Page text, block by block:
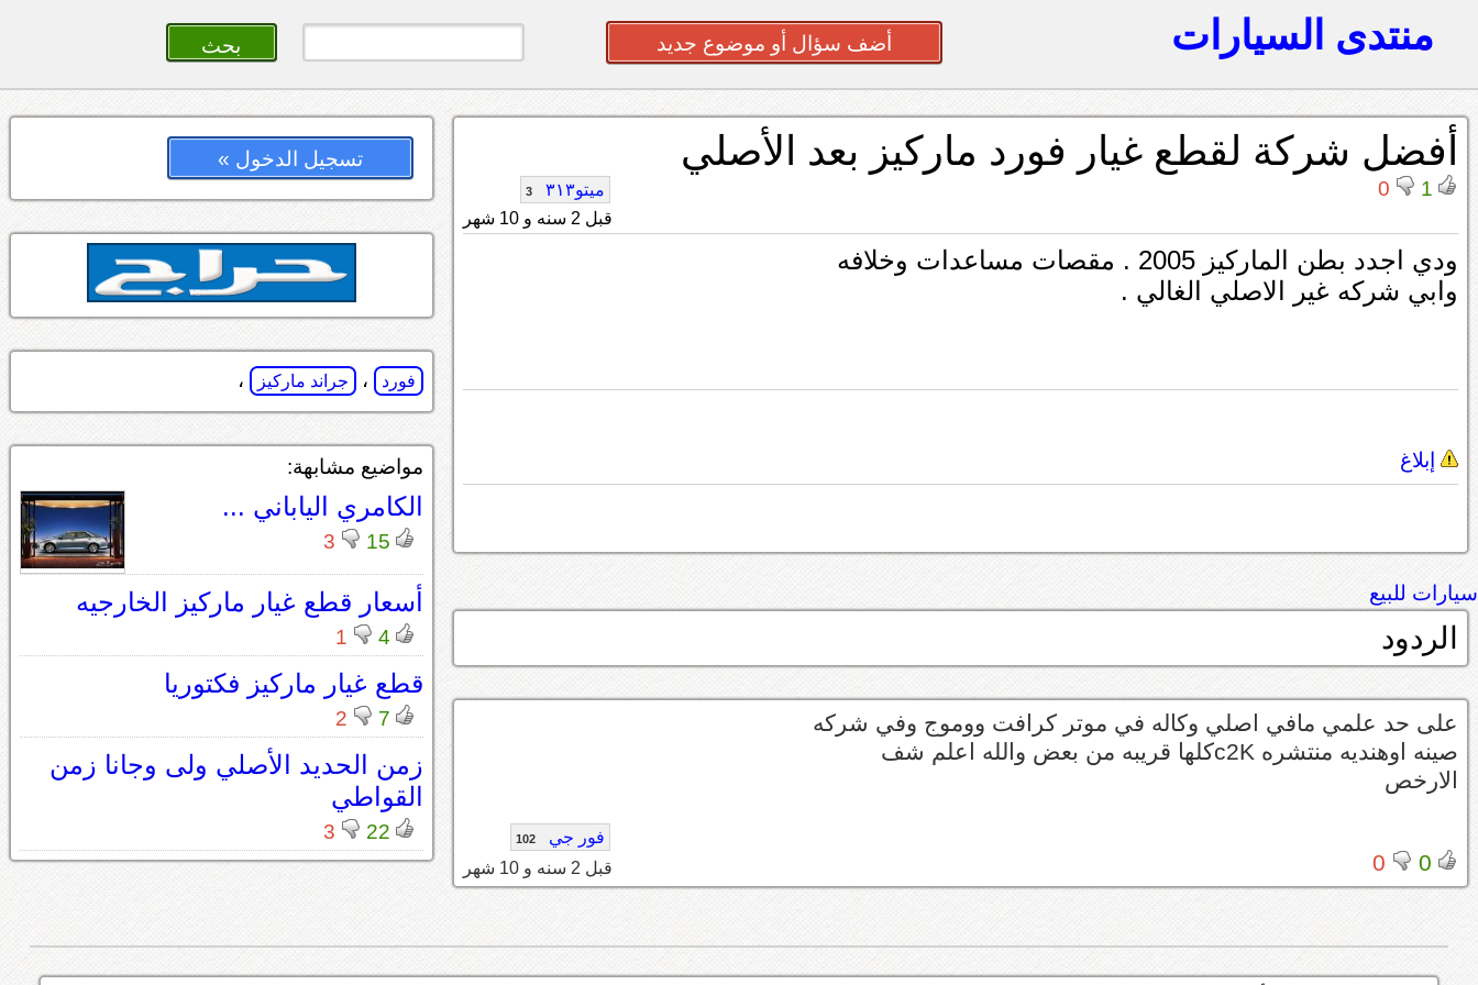
منتدى السيارات أضف سؤال أو موضوع جديد
أفضل شركة لقطع غيار فورد ماركيز بعد الأصلي
1
0 ميتو٣١٣ 3
قبل 2 سنه و 10 شهر
ودي اجدد بطن الماركيز 2005 . مقصات مساعدات وخلافه
وابي شركه غير الاصلي الغالي .
إبلاغ
سيارات للبيع
الردود
على حد علمي مافي اصلي وكاله في موتر كرافت ووموج وفي شركه
صينه اوهنديه منتشره c2Kكلها قريبه من بعض والله اعلم شف
الارخص
0
0
فور جي 102
قبل 2 سنه و 10 شهر
تسجيل الدخول »
فورد ، جراند ماركيز ،
مواضيع مشابهة:
الكامري الياباني ...
15
3
أسعار قطع غيار ماركيز الخارجيه
4
1
قطع غيار ماركيز فكتوريا
7
2
زمن الحديد الأصلي ولى وجانا زمن
القواطي
22
3